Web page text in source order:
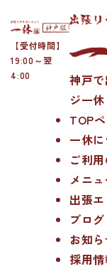
【受付時間】
19:00～翌
4:00
神戸
ジ一休
TOP
一休
ご利
メニ
出張
ブログ
お知
採用